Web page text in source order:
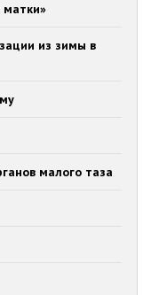
матки»
из зимы в
малого таза